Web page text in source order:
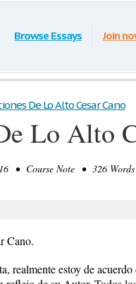
Browse Essays Join
De Lo Alto Cesar Cano
Lo Alto
• Course Note • 326
Cano.
realmente estoy de